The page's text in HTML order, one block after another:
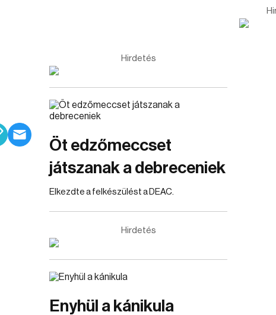
Hirdetés
Öt edzőmeccset
játszanak a debreceniek
Elkezdte a felkészülést a DEAC.
Hirdetés
Enyhül a kánikula